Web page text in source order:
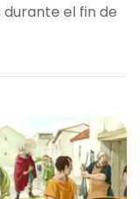
durante el fin de